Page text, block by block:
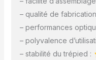
– qualité de
– performances
– polyvalence
– stabilité du trépied :